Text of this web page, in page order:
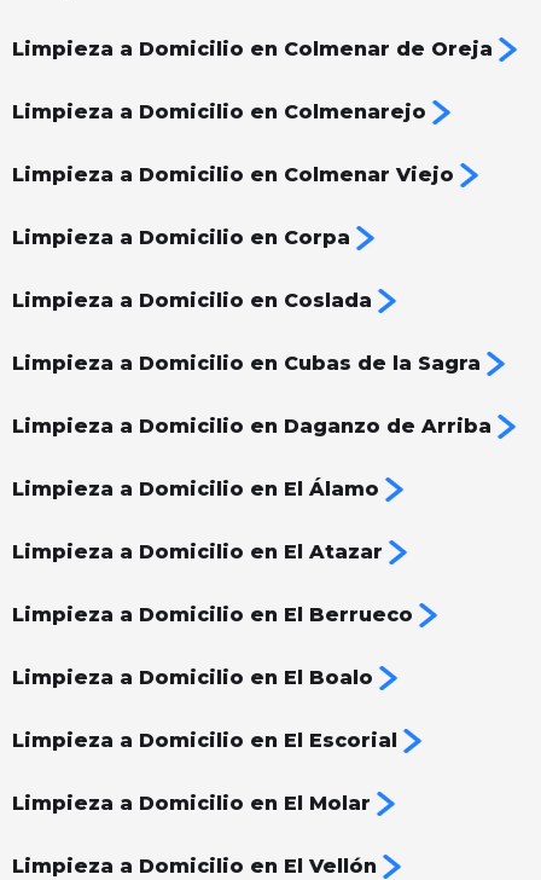
Limpieza a Domicilio en Colmenar de Oreja
Limpieza a Domicilio en Colmenarejo
Limpieza a Domicilio en Colmenar Viejo
Limpieza a Domicilio en Corpa
Limpieza a Domicilio en Coslada
Limpieza a Domicilio en Cubas de la Sagra
Limpieza a Domicilio en Daganzo de Arriba
Limpieza a Domicilio en El Álamo
Limpieza a Domicilio en El Atazar
Limpieza a Domicilio en El Berrueco
Limpieza a Domicilio en El Boalo
Limpieza a Domicilio en El Escorial
Limpieza a Domicilio en El Molar
Limpieza a Domicilio en El Vellón